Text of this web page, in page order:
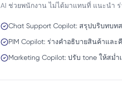
AI ช่วยพนักงาน ไม่ได้มาแทนที่ แนะนำ
Chat Support Copilot: สรุปบริบทบ
PIM Copilot: ร่างคำอธิบายสินค้าและ
Marketing Copilot: ปรับ tone ให้สม่